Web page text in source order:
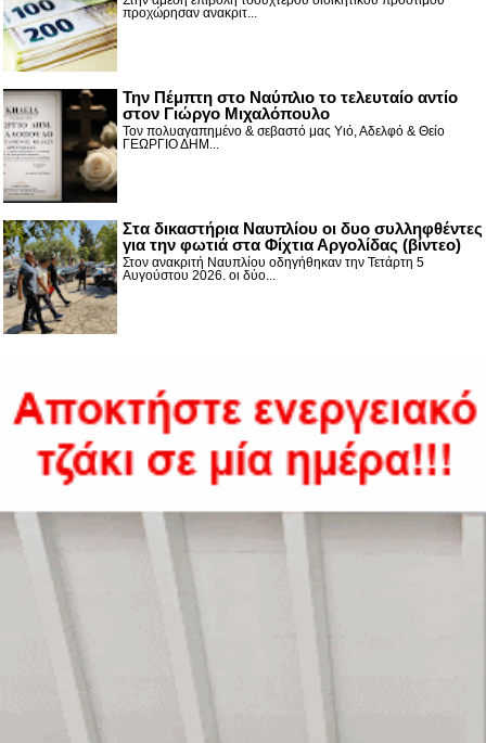
προχώρησαν ανακριτ...
Την Πέμπτη στο Ναύπλιο το τελευταίο αντίο
στον Γιώργο Μιχαλόπουλο
Τον πολυαγαπημένο & σεβαστό μας Υιό, Αδελφό & Θείο
ΓΕΩΡΓΙΟ ΔΗΜ...
Στα δικαστήρια Ναυπλίου οι δυο συλληφθέντες
για την φωτιά στα Φίχτια Αργολίδας (βίντεο)
Στον ανακριτή Ναυπλίου οδηγήθηκαν την Τετάρτη 5
Αυγούστου 2026. οι δύο...